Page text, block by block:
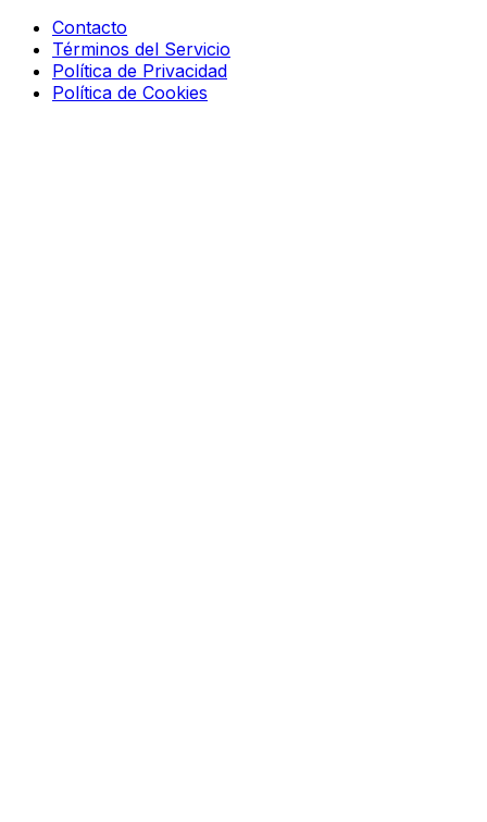
Contacto
Términos del Servicio
Política de Privacidad
Política de Cookies